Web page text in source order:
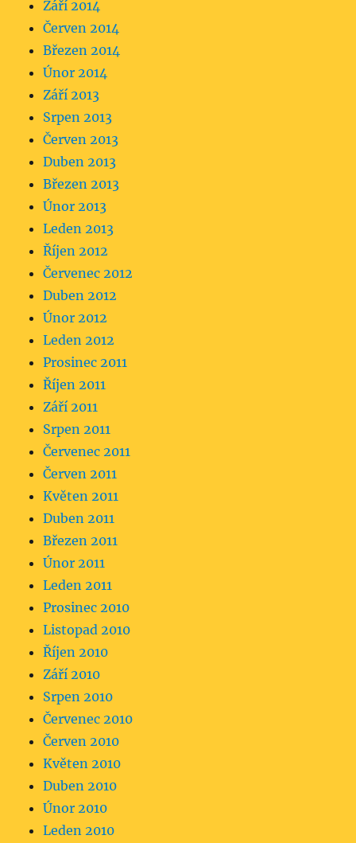
Září 2014
Červen 2014
Březen 2014
Únor 2014
Září 2013
Srpen 2013
Červen 2013
Duben 2013
Březen 2013
Únor 2013
Leden 2013
Říjen 2012
Červenec 2012
Duben 2012
Únor 2012
Leden 2012
Prosinec 2011
Říjen 2011
Září 2011
Srpen 2011
Červenec 2011
Červen 2011
Květen 2011
Duben 2011
Březen 2011
Únor 2011
Leden 2011
Prosinec 2010
Listopad 2010
Říjen 2010
Září 2010
Srpen 2010
Červenec 2010
Červen 2010
Květen 2010
Duben 2010
Únor 2010
Leden 2010